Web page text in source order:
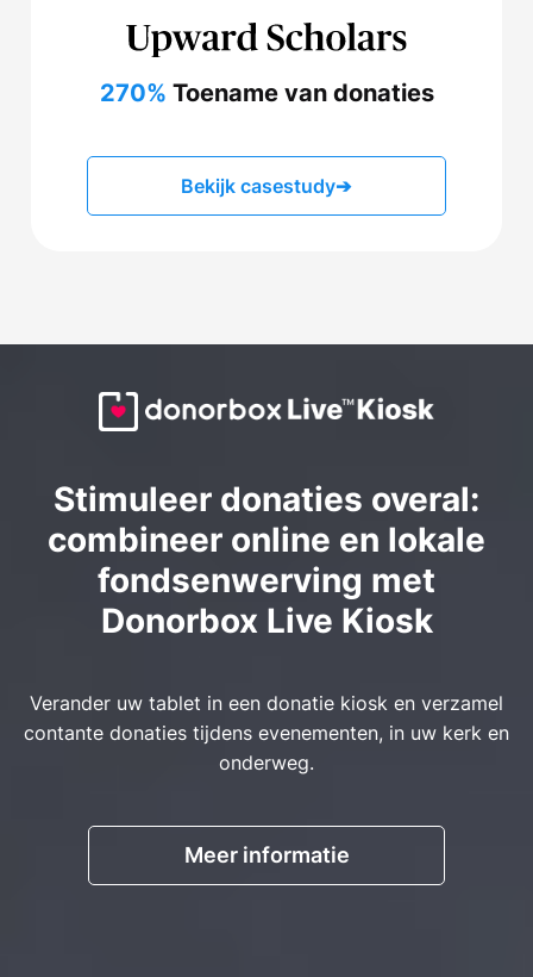
270% Toename van donaties
Bekijk casestudy➔
Stimuleer donaties overal:
combineer online en lokale
fondsenwerving met
Donorbox Live Kiosk
Verander uw tablet in een donatie kiosk en verzamel
contante donaties tijdens evenementen, in uw kerk en
onderweg.
Meer informatie